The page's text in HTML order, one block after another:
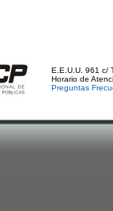
E.E.U.U. 961 c/
Horario de
Preguntas